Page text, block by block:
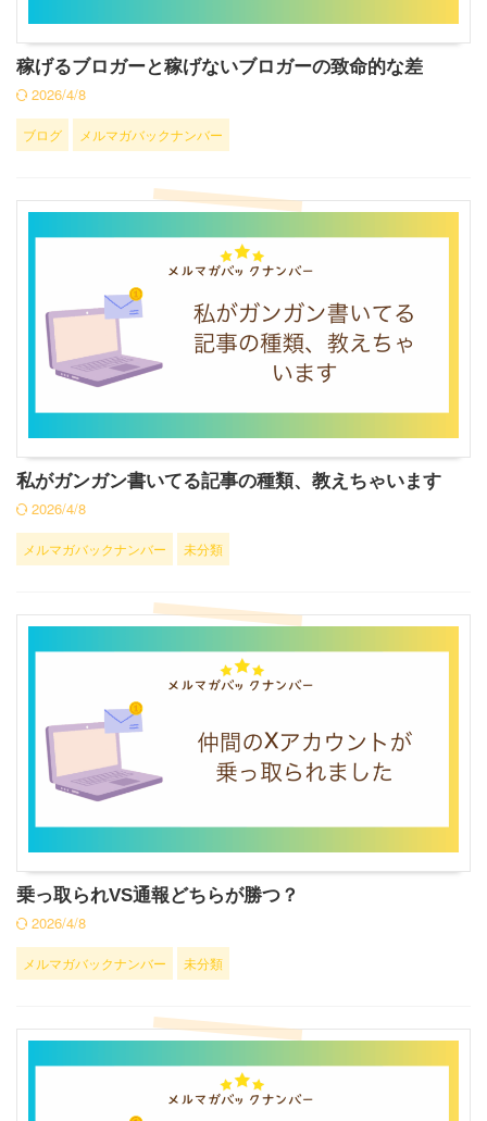
稼げるブロガーと稼げないブロガーの致命的な差
2026/4/8
ブログ メルマガバックナンバー
私がガンガン書いてる記事の種類、教えちゃいます
2026/4/8
メルマガバックナンバー 未分類
乗っ取られVS通報どちらが勝つ？
2026/4/8
メルマガバックナンバー 未分類